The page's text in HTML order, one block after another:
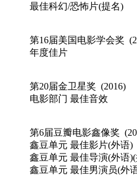
最佳科幻/恐怖片(提名)
第16届美国电影学会奖
年度佳片
第20届金卫星奖 (2016)
电影部门 最佳音效
第6届豆瓣电影鑫像奖
鑫豆单元 最佳影片(外语)
鑫豆单元 最佳导演(外语)(
鑫豆单元 最佳男演员(外语